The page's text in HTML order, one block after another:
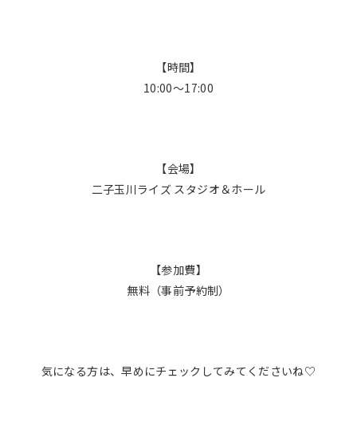
【時間】
10:00〜17:00
【会場】
二子玉川ライズ スタジオ＆ホール
【参加費】
無料（事前予約制）
気になる方は、早めにチェックしてみてくださいね♡